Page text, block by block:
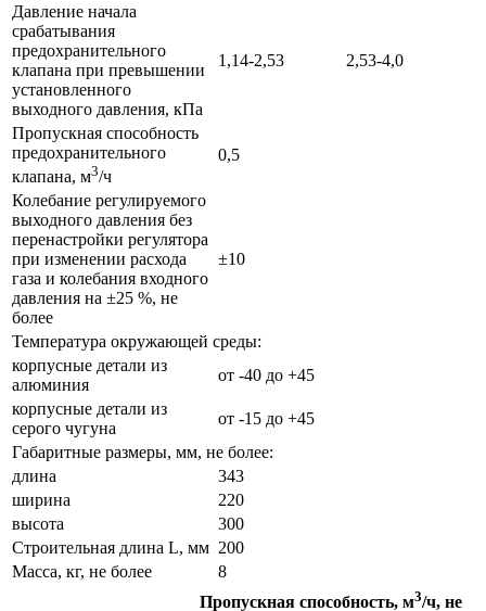
Давление начала
срабатывания
предохранительного
клапана при превышении
установленного
выходного давления, кПа
1,14-2,53 2,53-4,0
Пропускная способность
предохранительного
клапана, м3/ч
0,5
Колебание регулируемого
выходного давления без
перенастройки регулятора
при изменении расхода
газа и колебания входного
давления на ±25 %, не
более
±10
Температура окружающей среды:
корпусные детали из
алюминия
от -40 до +45
корпусные детали из
серого чугуна
от -15 до +45
Габаритные размеры, мм, не более:
длина
343
ширина
220
высота
300
Строительная длина L, мм 200
Масса, кг, не более
8
Пропускная способность, м3/ч, не